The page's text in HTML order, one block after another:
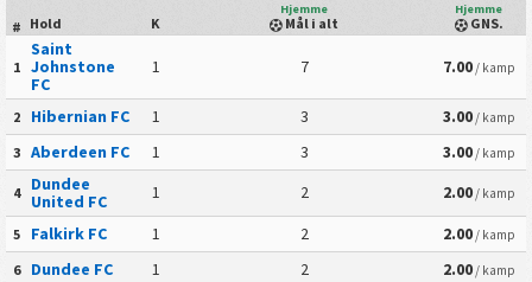
# Hold K
Hjemme
Mål i alt
Hjemme
GNS.
1
Saint
Johnstone
FC
1 7 7.00/ kamp
2 Hibernian FC 1 3 3.00/ kamp
3 Aberdeen FC 1 3 3.00/ kamp
4
Dundee
United FC
1 2 2.00/ kamp
5 Falkirk FC 1 2 2.00/ kamp
6 Dundee FC 1 2 2.00/ kamp